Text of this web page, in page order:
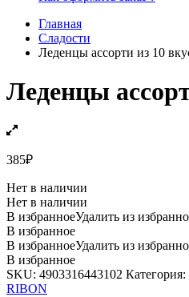
Главная
Сладости
Леденцы ассорти из 10
Леденцы
385₽
Нет в наличии
Нет в наличии
В избранноеУдалить из
В избранное
В избранноеУдалить из
В избранное
SKU: 4903316443102 Категория:
RIBON